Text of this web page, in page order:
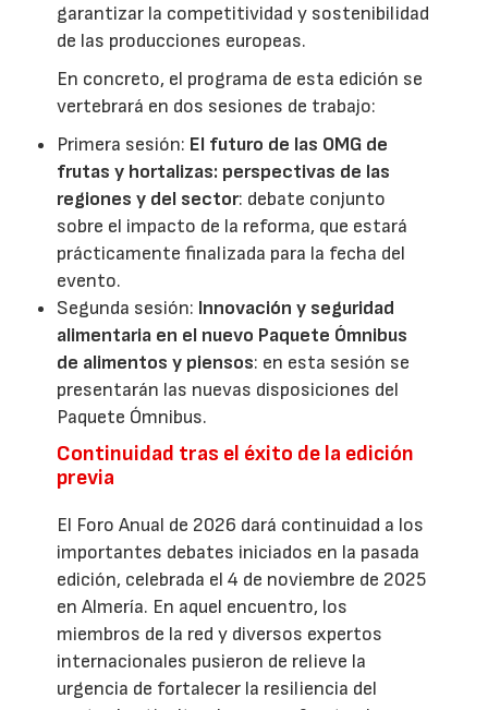
garantizar la competitividad y sostenibilidad
de las producciones europeas.
En concreto, el programa de esta edición se
vertebrará en dos sesiones de trabajo:
Primera sesión: El futuro de las OMG de
frutas y hortalizas: perspectivas de las
regiones y del sector: debate conjunto
sobre el impacto de la reforma, que estará
prácticamente finalizada para la fecha del
evento.
Segunda sesión: Innovación y seguridad
alimentaria en el nuevo Paquete Ómnibus
de alimentos y piensos: en esta sesión se
presentarán las nuevas disposiciones del
Paquete Ómnibus.
Continuidad tras el éxito de la edición
previa
El Foro Anual de 2026 dará continuidad a los
importantes debates iniciados en la pasada
edición, celebrada el 4 de noviembre de 2025
en Almería. En aquel encuentro, los
miembros de la red y diversos expertos
internacionales pusieron de relieve la
urgencia de fortalecer la resiliencia del